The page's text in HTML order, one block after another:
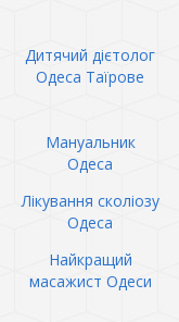
Дитячий дієтолог
Одеса Таїрове
Мануальник
Одеса
Лікування сколіозу
Одеса
Найкращий
масажист Одеси